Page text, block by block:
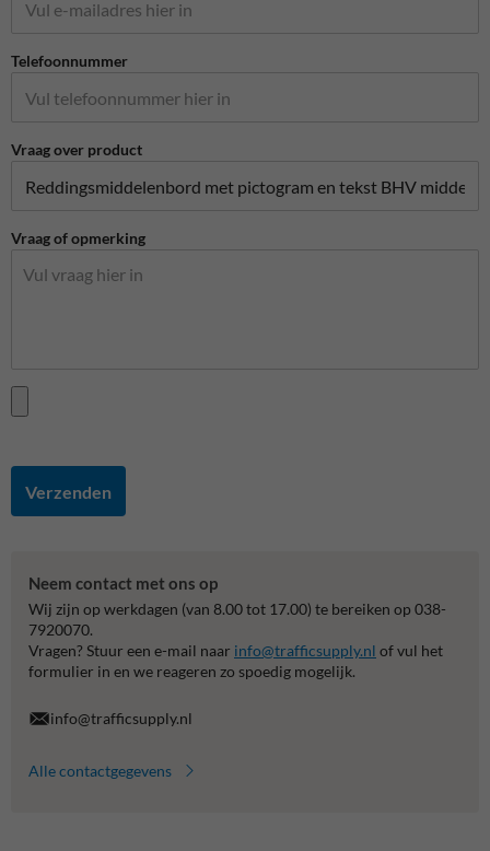
Telefoonnummer
Vraag over product
Vraag of opmerking
Verzenden
Neem contact met ons op
Wij zijn op werkdagen (van 8.00 tot 17.00) te bereiken op 038-
7920070.
Vragen? Stuur een e-mail naar info@trafficsupply.nl of vul het
formulier in en we reageren zo spoedig mogelijk.
info@trafficsupply.nl
Alle contactgegevens